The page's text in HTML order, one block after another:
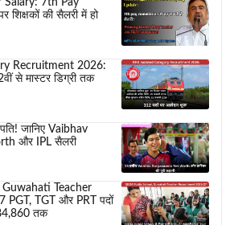
Salary: 7th Pay
शिक्षकों की सैलरी में हो
Recruitment 2026:
से मास्टर डिग्री तक
जानिए Vaibhav
और IPL सैलरी
Teacher
TGT और PRT पदों
तक